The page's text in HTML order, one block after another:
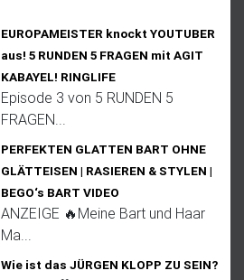
EUROPAMEISTER knockt YOUTUBER
aus! 5 RUNDEN 5 FRAGEN mit AGIT
KABAYEL! RINGLIFE
Episode 3 von 5 RUNDEN 5
FRAGEN...
PERFEKTEN GLATTEN BART OHNE
GLÄTTEISEN | RASIEREN & STYLEN |
BEGO‘s BART VIDEO
ANZEIGE 🔥Meine Bart und Haar
Ma...
Wie ist das JÜRGEN KLOPP ZU SEIN?